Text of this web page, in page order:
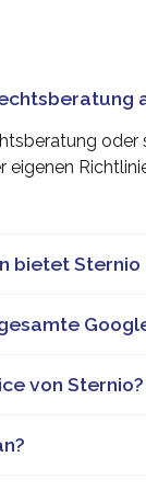
eigenen
bietet Sternio
von Sternio?